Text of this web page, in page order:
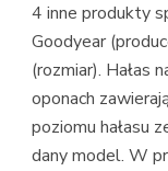
4 inne produkty
Goodyear
(rozmiar). Hałas
oponach
poziomu hałasu
dany model. W